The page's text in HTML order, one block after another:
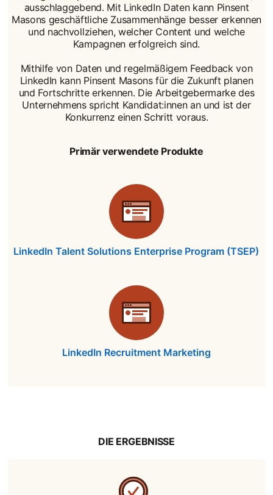
ausschlaggebend. Mit LinkedIn Daten kann Pinsent
Masons geschäftliche Zusammenhänge besser erkennen
und nachvollziehen, welcher Content und welche
Kampagnen erfolgreich sind.
Mithilfe von Daten und regelmäßigem Feedback von
LinkedIn kann Pinsent Masons für die Zukunft planen
und Fortschritte erkennen. Die Arbeitgebermarke des
Unternehmens spricht Kandidat:innen an und ist der
Konkurrenz einen Schritt voraus.
Primär verwendete Produkte
LinkedIn Talent Solutions Enterprise Program (TSEP)
LinkedIn Recruitment Marketing
DIE ERGEBNISSE